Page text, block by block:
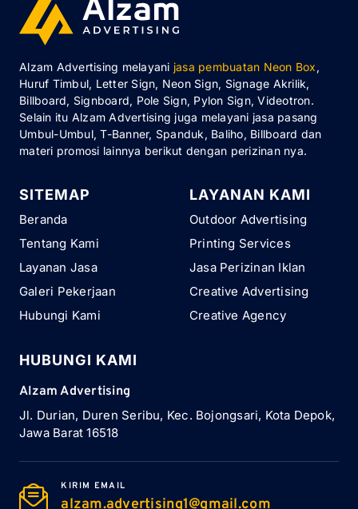
Alzam Advertising melayani jasa pembuatan Neon Box,
Huruf Timbul, Letter Sign, Neon Sign, Signage Akrilik,
Billboard, Signboard, Pole Sign, Pylon Sign, Videotron.
Selain itu Alzam Advertising juga melayani jasa pasang
Umbul-Umbul, T-Banner, Spanduk, Baliho, Billboard dan
materi promosi lainnya berikut dengan perizinan nya.
SITEMAP
Beranda
Tentang Kami
Layanan Jasa
Galeri Pekerjaan
Hubungi Kami
LAYANAN KAMI
Outdoor Advertising
Printing Services
Jasa Perizinan Iklan
Creative Advertising
Creative Agency
HUBUNGI KAMI
Alzam Advertising
Jl. Durian, Duren Seribu, Kec. Bojongsari, Kota Depok,
Jawa Barat 16518
KIRIM EMAIL
alzam.advertising1@gmail.com